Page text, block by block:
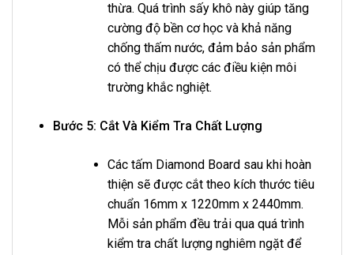
thừa. Quá trình sấy khô này giúp tăng
cường độ bền cơ học và khả năng
chống thấm nước, đảm bảo sản phẩm
có thể chịu được các điều kiện môi
trường khắc nghiệt.
Bước 5: Cắt Và Kiểm Tra Chất Lượng
Các tấm Diamond Board sau khi hoàn
thiện sẽ được cắt theo kích thước tiêu
chuẩn 16mm x 1220mm x 2440mm.
Mỗi sản phẩm đều trải qua quá trình
kiểm tra chất lượng nghiêm ngặt để